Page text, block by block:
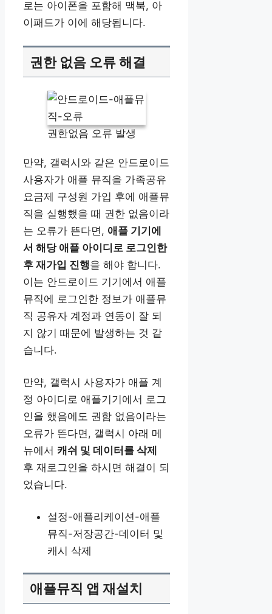
로는 아이폰을 포함해 맥북, 아
이패드가 이에 해당됩니다.
권한 없음 오류 해결
권한없음 오류 발생
만약, 갤럭시와 같은 안드로이드
사용자가 애플 뮤직을 가족공유
요금제 구성원 가입 후에 애플뮤
직을 실행했을 때 권한 없음이라
는 오류가 뜬다면, 애플 기기에
서 해당 애플 아이디로 로그인한
후 재가입 진행을 해야 합니다.
이는 안드로이드 기기에서 애플
뮤직에 로그인한 정보가 애플뮤
직 공유자 계정과 연동이 잘 되
지 않기 때문에 발생하는 것 같
습니다.
만약, 갤럭시 사용자가 애플 계
정 아이디로 애플기기에서 로그
인을 했음에도 권함 없음이라는
오류가 뜬다면, 갤럭시 아래 메
뉴에서 캐쉬 및 데이터를 삭제
후 재로그인을 하시면 해결이 되
었습니다.
설정-애플리케이션-애플
뮤직-저장공간-데이터 및
캐시 삭제
애플뮤직 앱 재설치